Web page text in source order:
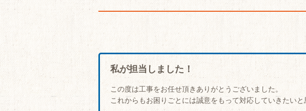
私が担当しました！
この度は工事をお任せ頂きありがとうございました。
これからもお困りごとには誠意をもって対応していきたいと